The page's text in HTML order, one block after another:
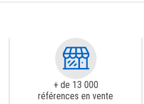
+ de 13 000
références en vente